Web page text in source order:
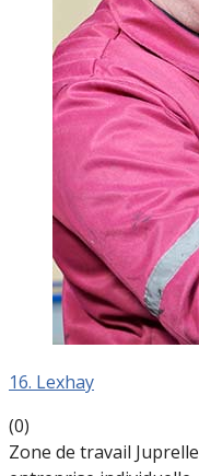
16. Lexhay
(0)
Zone de travail Juprelle